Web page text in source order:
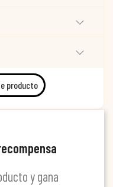
producto
y gana